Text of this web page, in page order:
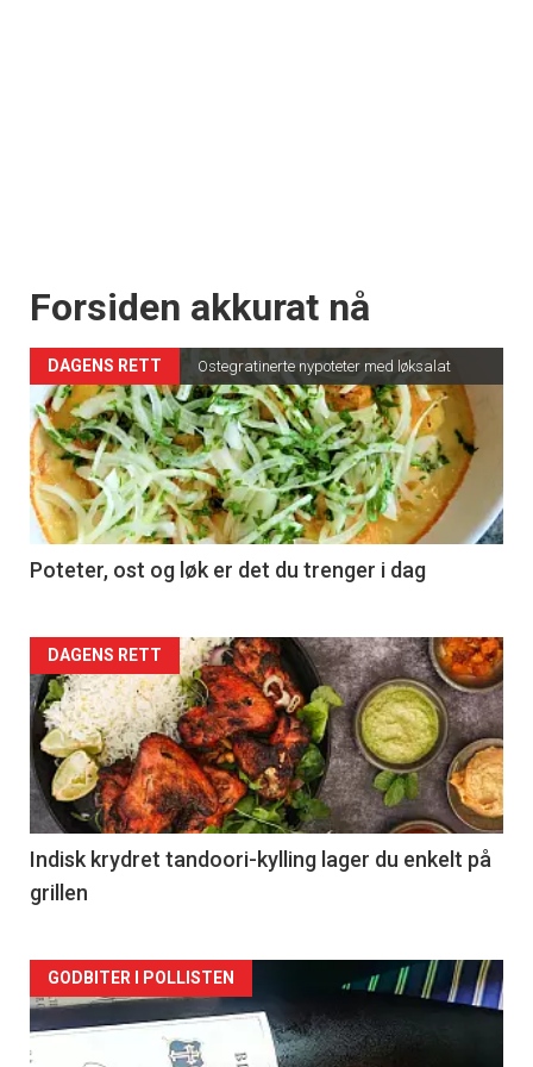
Forsiden akkurat nå
DAGENS RETT Ostegratinerte nypoteter med løksalat
Poteter, ost og løk er det du trenger i dag
Forsiden
akkurat
nå
-
2
DAGENS RETT
Indisk krydret tandoori-kylling lager du enkelt på
grillen
Forsiden
akkurat
GODBITER I POLLISTEN